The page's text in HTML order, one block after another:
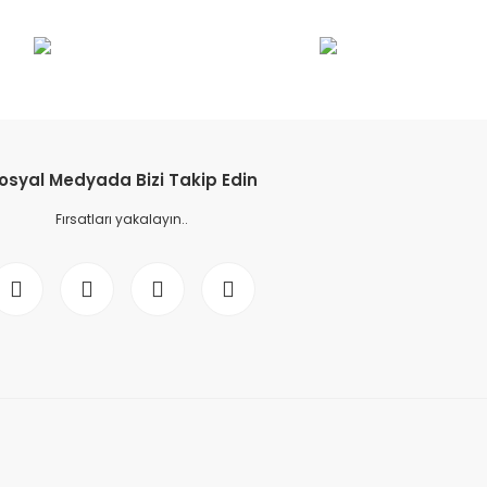
Medyada Bizi Takip Edin
Fırsatları yakalayın..